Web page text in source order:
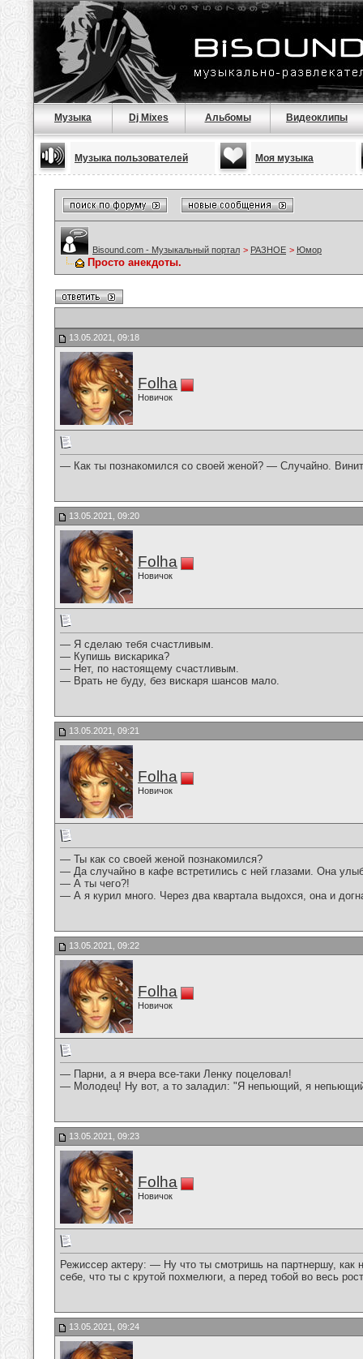
Музыка Dj Mixes Альбомы Видеоклипы
Музыка пользователей Моя музыка
Bisound.com - Музыкальный портал > РАЗНОЕ > Юмор
Просто анекдоты.
13.05.2021, 09:18
Folha
Новичок
— Как ты познакомился со своей женой? — Случайно.
13.05.2021, 09:20
Folha
Новичок
— Я сделаю тебя счастливым.
— Купишь вискарика?
— Нет, по настоящему счастливым.
— Врать не буду, без вискаря шансов мало.
13.05.2021, 09:21
Folha
Новичок
— Ты как со своей женой познакомился?
— Да случайно в кафе встретились с ней глазами. Она
— А ты чего?!
— А я курил много. Через два квартала выдохся, она и
13.05.2021, 09:22
Folha
Новичок
— Парни, а я вчера все-таки Ленку поцеловал!
— Молодец! Ну вот, а то заладил: "Я непьющий, я
13.05.2021, 09:23
Folha
Новичок
Режиссер актеру: — Ну что ты смотришь на партнершу,
себе, что ты с крутой похмелюги, а перед тобой во весь
13.05.2021, 09:24